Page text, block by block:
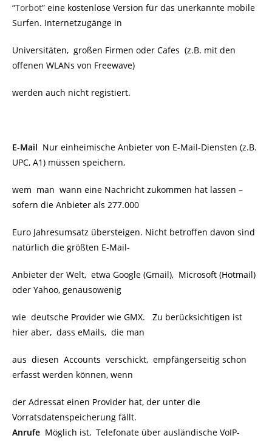
“Torbot” eine kostenlose Version für das unerkannte mobile
Surfen. Internetzugänge in
Universitäten, großen Firmen oder Cafes (z.B. mit den
offenen WLANs von Freewave)
werden auch nicht registiert.
E-Mail Nur einheimische Anbieter von E-Mail-Diensten (z.B.
UPC, A1) müssen speichern,
wem man wann eine Nachricht zukommen hat lassen –
sofern die Anbieter als 277.000
Euro Jahresumsatz übersteigen. Nicht betroffen davon sind
natürlich die größten E-Mail-
Anbieter der Welt, etwa Google (Gmail), Microsoft (Hotmail)
oder Yahoo, genausowenig
wie deutsche Provider wie GMX. Zu berücksichtigen ist
hier aber, dass eMails, die man
aus diesen Accounts verschickt, empfängerseitig schon
erfasst werden können, wenn
der Adressat einen Provider hat, der unter die
Vorratsdatenspeicherung fällt.
Anrufe Möglich ist, Telefonate über ausländische VoIP-